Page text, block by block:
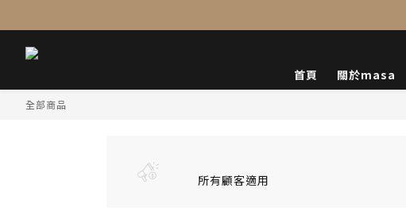
首頁
關於masa
全部商品
所有顧客適用